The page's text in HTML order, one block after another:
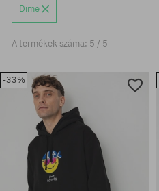
Dime
A termékek száma: 5 / 5
-33%